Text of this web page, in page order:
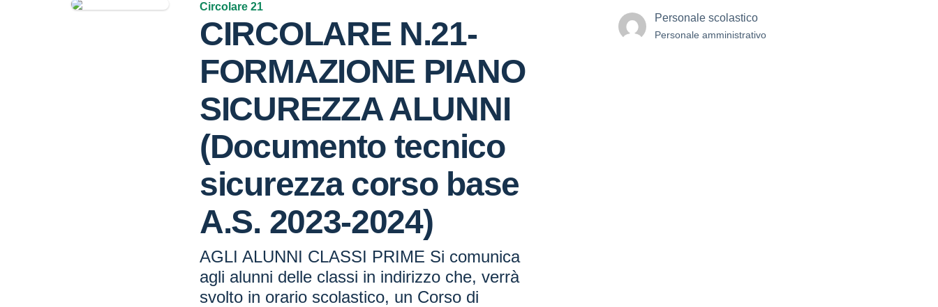
Circolare 21
CIRCOLARE N.21-
FORMAZIONE PIANO
SICUREZZA ALUNNI
(Documento tecnico
sicurezza corso base
A.S. 2023-2024)
AGLI ALUNNI CLASSI PRIME Si comunica
agli alunni delle classi in indirizzo che, verrà
svolto in orario scolastico, un Corso di
Personale scolastico
Personale amministrativo